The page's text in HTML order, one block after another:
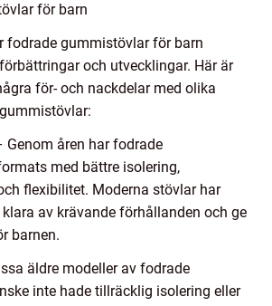
för barn
fodrade gummistövlar för barn
och utvecklingar. Här är
för- och nackdelar med olika
Genom åren har fodrade
med bättre isolering,
flexibilitet. Moderna stövlar har
av krävande förhållanden och ge
barnen.
äldre modeller av fodrade
inte hade tillräcklig isolering eller